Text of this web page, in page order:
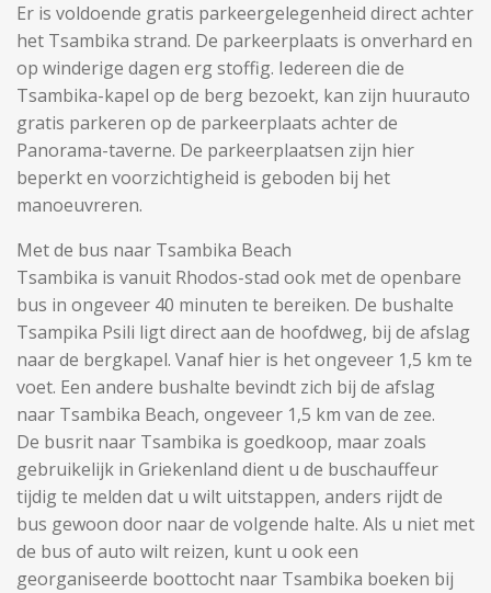
Er is voldoende gratis parkeergelegenheid direct achter
het Tsambika strand. De parkeerplaats is onverhard en
op winderige dagen erg stoffig. Iedereen die de
Tsambika-kapel op de berg bezoekt, kan zijn huurauto
gratis parkeren op de parkeerplaats achter de
Panorama-taverne. De parkeerplaatsen zijn hier
beperkt en voorzichtigheid is geboden bij het
manoeuvreren.
Met de bus naar Tsambika Beach
Tsambika is vanuit Rhodos-stad ook met de openbare
bus in ongeveer 40 minuten te bereiken. De bushalte
Tsampika Psili ligt direct aan de hoofdweg, bij de afslag
naar de bergkapel. Vanaf hier is het ongeveer 1,5 km te
voet. Een andere bushalte bevindt zich bij de afslag
naar Tsambika Beach, ongeveer 1,5 km van de zee.
De busrit naar Tsambika is goedkoop, maar zoals
gebruikelijk in Griekenland dient u de buschauffeur
tijdig te melden dat u wilt uitstappen, anders rijdt de
bus gewoon door naar de volgende halte. Als u niet met
de bus of auto wilt reizen, kunt u ook een
georganiseerde boottocht naar Tsambika boeken bij